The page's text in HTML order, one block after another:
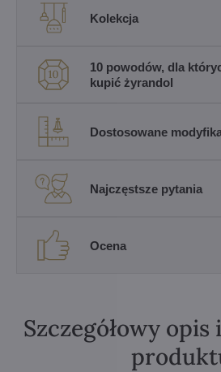
Kolekcja
10 powodów, dla
kupić żyrandol
Dostosowane
Najczęstsze pytania
Ocena
Szczegółowy